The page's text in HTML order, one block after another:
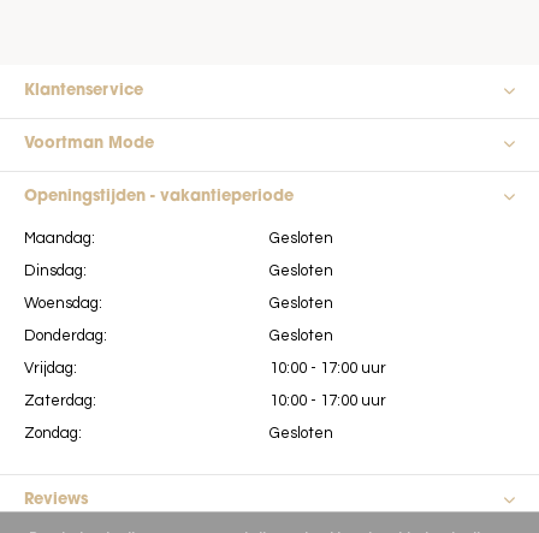
Klantenservice
Voortman Mode
Openingstijden - vakantieperiode
Maandag:
Dinsdag:
Woensdag:
Donderdag:
Vrijdag:
Zaterdag:
Zondag:
Gesloten
Gesloten
Gesloten
Gesloten
10:00 - 17:00 uur
10:00 - 17:00 uur
Gesloten
Reviews